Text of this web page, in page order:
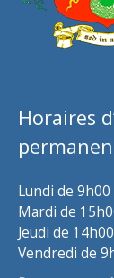
Horaires
Lundi de 9h00
Mardi de
Jeudi de
Vendredi de